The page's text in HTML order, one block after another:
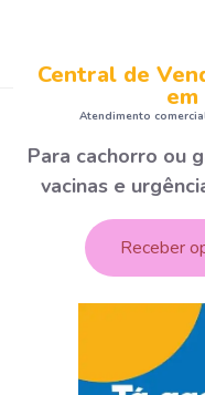
Central de
em
Atendimento
Para cachorro ou
vacinas e
Receber